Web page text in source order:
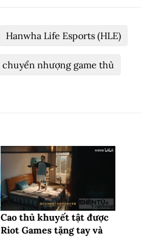
Hanwha Life Esports (HLE)
chuyển nhượng game thủ
Cao thủ khuyết tật được
Riot Games tặng tay và